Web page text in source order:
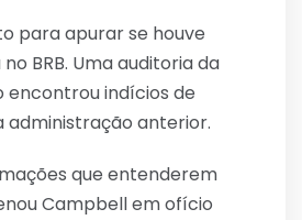
para apurar se houve
BRB. Uma auditoria da
encontrou indícios de
administração anterior.
que entenderem
Campbell em ofício